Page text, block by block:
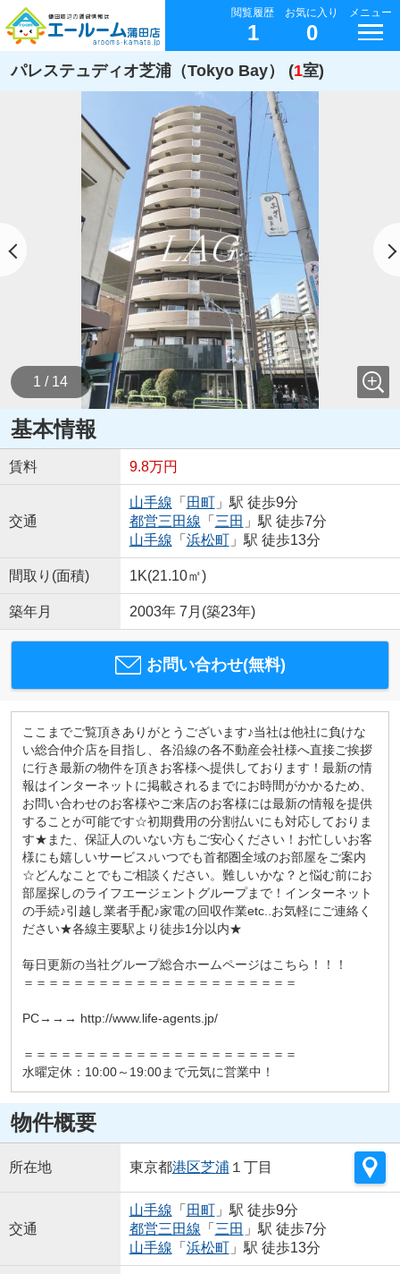
閲覧履歴
1
お気に入り
0
メニュー
パレステュディオ芝浦（Tokyo Bay） (1室)
1 / 14
基本情報
賃料 9.8万円
交通
山手線 「 田町」駅 徒歩9分
都営三田線 「 三田 」駅 徒歩7分
山手線 「 浜松町」駅 徒歩13分
間取り(面積) 1K(21.10㎡)
築年月 2003年 7月(築23年)
お問い合わせ(無料)
ここまでご覧頂きありがとうございます♪当社は他社に負けな
い総合仲介店を目指し、各沿線の各不動産会社様へ直接ご挨拶
に行き最新の物件を頂きお客様へ提供しております！最新の情
報はインターネットに掲載されるまでにお時間がかかるため、
お問い合わせのお客様やご来店のお客様には最新の情報を提供
することが可能です☆初期費用の分割払いにも対応しておりま
す★また、保証人のいない方もご安心ください！お忙しいお客
様にも嬉しいサービス♪いつでも首都圏全域のお部屋をご案内
☆どんなことでもご相談ください。難しいかな？と悩む前にお
部屋探しのライフエージェントグループまで！インターネット
の手続♪引越し業者手配♪家電の回収作業etc..お気軽にご連絡く
ださい★各線主要駅より徒歩1分以内★
毎日更新の当社グループ総合ホームページはこちら！！！
＝＝＝＝＝＝＝＝＝＝＝＝＝＝＝＝＝＝＝＝＝＝
PC→→→ http://www.life-agents.jp/
＝＝＝＝＝＝＝＝＝＝＝＝＝＝＝＝＝＝＝＝＝＝
水曜定休：10:00～19:00まで元気に営業中！
物件概要
所在地 東京都港区芝浦 １丁目
交通
山手線 「 田町」駅 徒歩9分
都営三田線 「 三田 」駅 徒歩7分
山手線 「 浜松町」駅 徒歩13分